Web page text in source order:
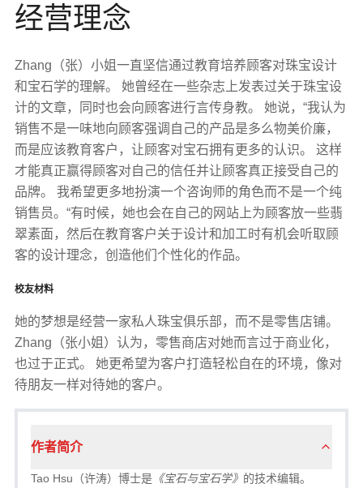
经营理念
Zhang（张）小姐一直坚信通过教育培养顾客对珠宝设计
和宝石学的理解。 她曾经在一些杂志上发表过关于珠宝设
计的文章，同时也会向顾客进行言传身教。 她说，“我认为
销售不是一味地向顾客强调自己的产品是多么物美价廉，
而是应该教育客户，让顾客对宝石拥有更多的认识。 这样
才能真正赢得顾客对自己的信任并让顾客真正接受自己的
品牌。 我希望更多地扮演一个咨询师的角色而不是一个纯
销售员。“有时候，她也会在自己的网站上为顾客放一些翡
翠素面，然后在教育客户关于设计和加工时有机会听取顾
客的设计理念，创造他们个性化的作品。
校友材料
她的梦想是经营一家私人珠宝俱乐部，而不是零售店铺。
Zhang（张小姐）认为，零售商店对她而言过于商业化，
也过于正式。 她更希望为客户打造轻松自在的环境，像对
待朋友一样对待她的客户。
作者简介
Tao Hsu（许涛）博士是 《宝石与宝石学》 的技术编辑。